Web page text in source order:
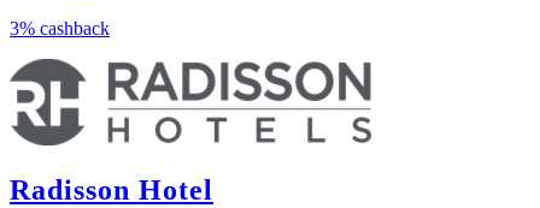
3% cashback
Radisson Hotel